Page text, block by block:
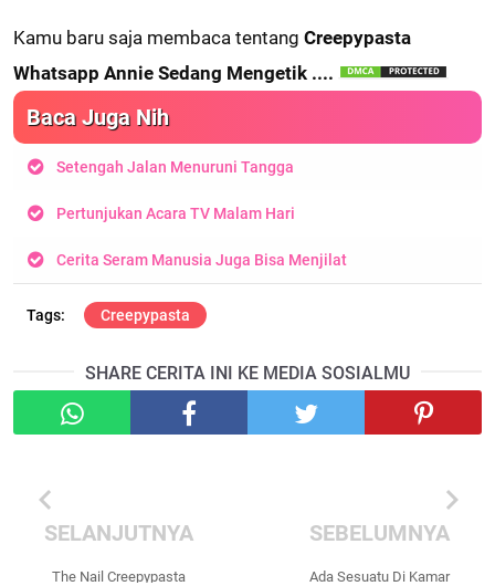
Kamu baru saja membaca tentang Creepypasta
Whatsapp Annie Sedang Mengetik ....
Baca Juga Nih
Setengah Jalan Menuruni Tangga
Pertunjukan Acara TV Malam Hari
Cerita Seram Manusia Juga Bisa Menjilat
Creepypasta
SHARE CERITA INI KE MEDIA SOSIALMU
chevron_left
SELANJUTNYA
The Nail Creepypasta
chevron_right
SEBELUMNYA
Ada Sesuatu Di Kamar